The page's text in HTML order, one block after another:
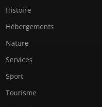
Histoire
Hébergements
Nature
Services
Sport
Tourisme